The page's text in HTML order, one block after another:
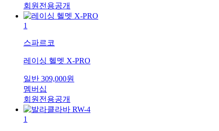
회원전용공개
1
스파르코
레이싱 헬멧 X-PRO
일반 309,000원
멤버십
회원전용공개
1